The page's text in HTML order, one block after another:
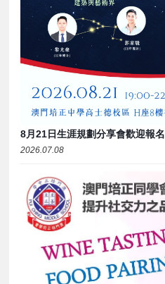
8月21日生涯規劃分享會歡迎報名
2026.07.08